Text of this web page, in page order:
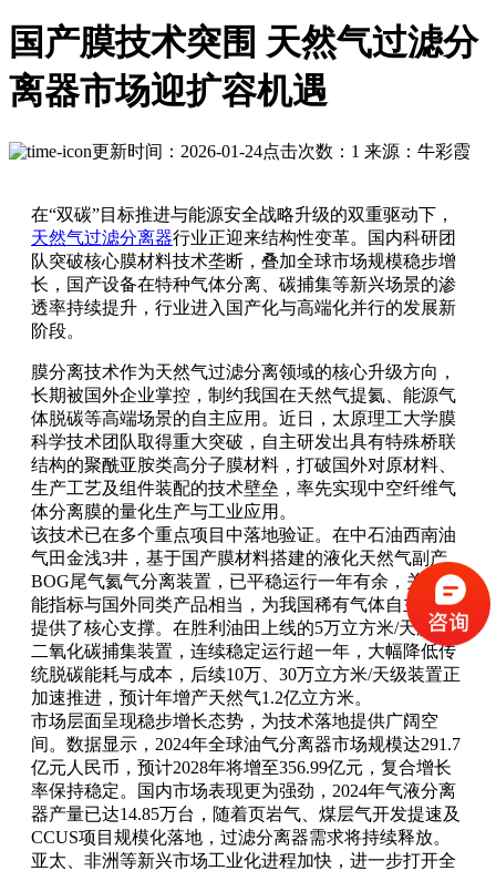
国产膜技术突围 天然气过滤分
离器市场迎扩容机遇
更新时间：2026-01-24点击次数：1 来源：牛彩霞
在“双碳”目标推进与能源安全战略升级的双重驱动下，
天然气过滤分离器行业正迎来结构性变革。国内科研团
队突破核心膜材料技术垄断，叠加全球市场规模稳步增
长，国产设备在特种气体分离、碳捕集等新兴场景的渗
透率持续提升，行业进入国产化与高端化并行的发展新
阶段。
膜分离技术作为天然气过滤分离领域的核心升级方向，
长期被国外企业掌控，制约我国在天然气提氦、能源气
体脱碳等高端场景的自主应用。近日，太原理工大学膜
科学技术团队取得重大突破，自主研发出具有特殊桥联
结构的聚酰亚胺类高分子膜材料，打破国外对原材料、
生产工艺及组件装配的技术壁垒，率先实现中空纤维气
体分离膜的量化生产与工业应用。
该技术已在多个重点项目中落地验证。在中石油西南油
气田金浅3井，基于国产膜材料搭建的液化天然气副产
BOG尾气氦气分离装置，已平稳运行一年有余，关键性
能指标与国外同类产品相当，为我国稀有气体自主供给
提供了核心支撑。在胜利油田上线的5万立方米/天膜法
二氧化碳捕集装置，连续稳定运行超一年，大幅降低传
统脱碳能耗与成本，后续10万、30万立方米/天级装置正
加速推进，预计年增产天然气1.2亿立方米。
市场层面呈现稳步增长态势，为技术落地提供广阔空
间。数据显示，2024年全球油气分离器市场规模达291.7
亿元人民币，预计2028年将增至356.99亿元，复合增长
率保持稳定。国内市场表现更为强劲，2024年气液分离
器产量已达14.85万台，随着页岩气、煤层气开发提速及
CCUS项目规模化落地，过滤分离器需求将持续释放。
亚太、非洲等新兴市场工业化进程加快，进一步打开全